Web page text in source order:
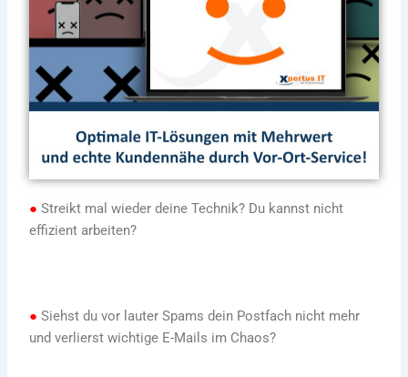
● Streikt mal wieder deine Technik? Du kannst nicht
effizient arbeiten?
● Siehst du vor lauter Spams dein Postfach nicht mehr
und verlierst wichtige E-Mails im Chaos?